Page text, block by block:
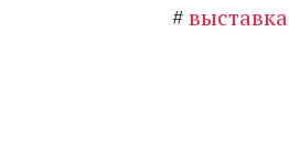
#выставка